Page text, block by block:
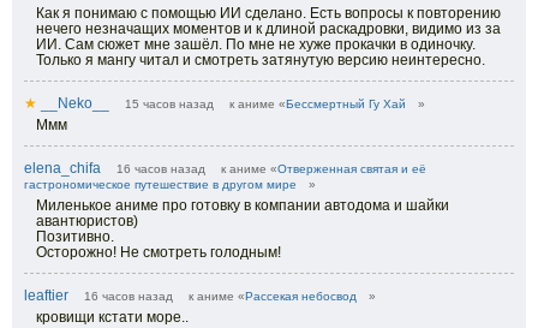
Как я понимаю с помощью ИИ сделано. Есть вопросы к повторению
нечего незначащих моментов и к длиной раскадровки, видимо из за
ИИ. Сам сюжет мне зашёл. По мне не хуже прокачки в одиночку.
Только я мангу читал и смотреть затянутую версию неинтересно.
★ __Neko__ 15 часов назад к аниме «Бессмертный Гу Хай »
Ммм
elena_chifa 16 часов назад к аниме «Отверженная святая и её
гастрономическое путешествие в другом мире
»
Миленькое аниме про готовку в компании автодома и шайки
авантюристов)
Позитивно.
Осторожно! Не смотреть голодным!
leaftier 16 часов назад к аниме «Рассекая небосвод »
кровищи кстати море..